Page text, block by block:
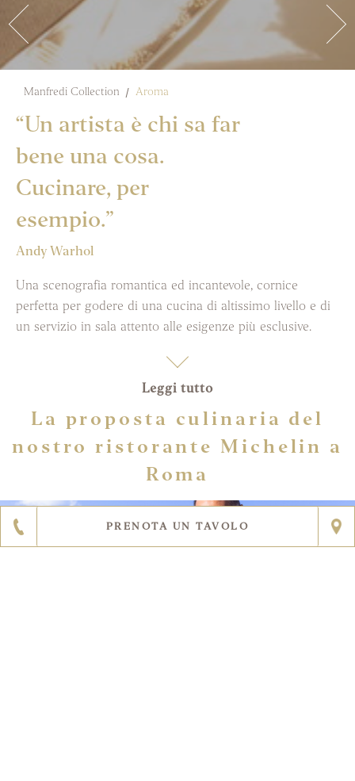
Manfredi Collection Aroma
“Un artista è chi sa far
bene una cosa.
Cucinare, per
esempio.”
Andy Warhol
Una scenografia romantica ed incantevole, cornice
perfetta per godere di una cucina di altissimo livello e di
un servizio in sala attento alle esigenze più esclusive.
Leggi tutto
La proposta culinaria del
nostro ristorante Michelin a
Roma
PRENOTA UN TAVOLO